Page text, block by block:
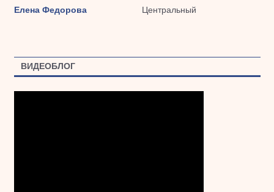
Елена Федорова Центральный
ВИДЕОБЛОГ